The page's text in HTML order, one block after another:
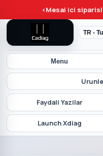
<Mesai ici
Menu
Faydali Yazilar
Launch Xdiag